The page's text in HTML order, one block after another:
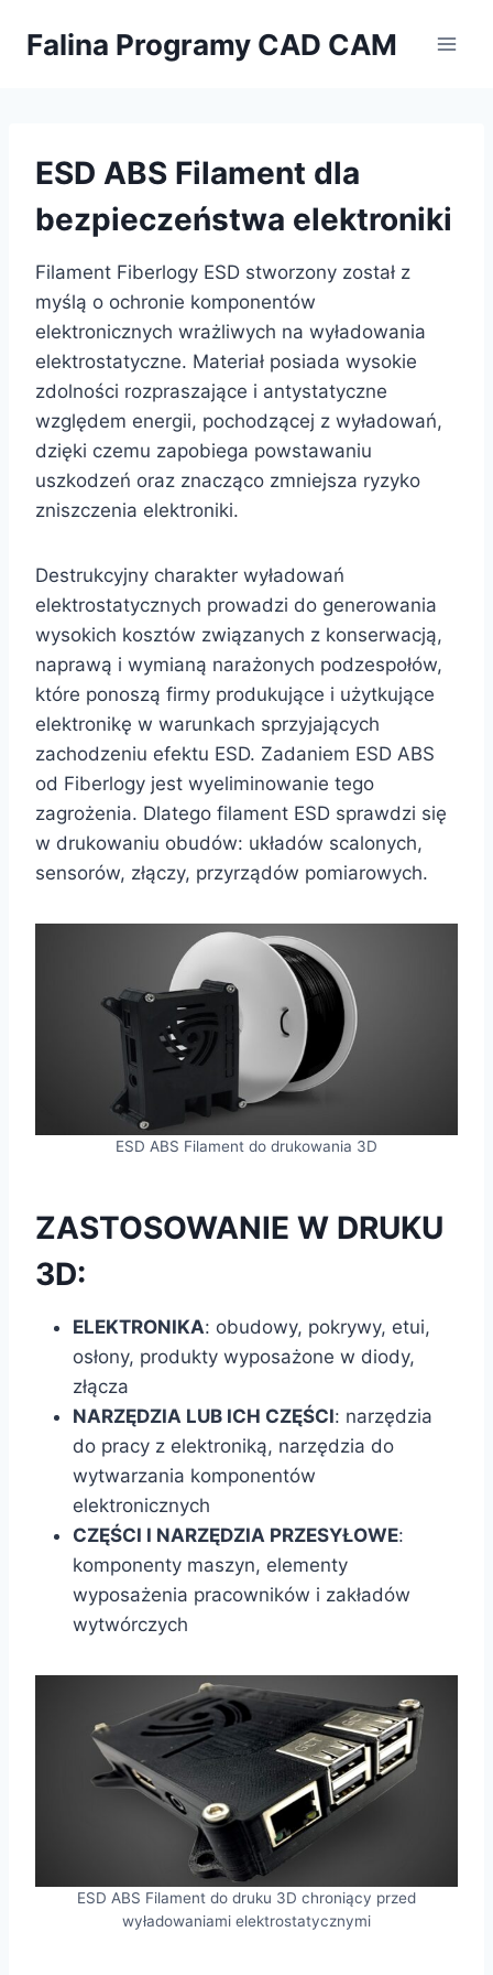
Falina Programy CAD CAM
ESD ABS Filament dla
bezpieczeństwa elektroniki
Filament Fiberlogy ESD stworzony został z
myślą o ochronie komponentów
elektronicznych wrażliwych na wyładowania
elektrostatyczne. Materiał posiada wysokie
zdolności rozpraszające i antystatyczne
względem energii, pochodzącej z wyładowań,
dzięki czemu zapobiega powstawaniu
uszkodzeń oraz znacząco zmniejsza ryzyko
zniszczenia elektroniki.
Destrukcyjny charakter wyładowań
elektrostatycznych prowadzi do generowania
wysokich kosztów związanych z konserwacją,
naprawą i wymianą narażonych podzespołów,
które ponoszą firmy produkujące i użytkujące
elektronikę w warunkach sprzyjających
zachodzeniu efektu ESD. Zadaniem ESD ABS
od Fiberlogy jest wyeliminowanie tego
zagrożenia. Dlatego filament ESD sprawdzi się
w drukowaniu obudów: układów scalonych,
sensorów, złączy, przyrządów pomiarowych.
ESD ABS Filament do drukowania 3D
ZASTOSOWANIE W DRUKU
3D:
ELEKTRONIKA: obudowy, pokrywy, etui,
osłony, produkty wyposażone w diody,
złącza
NARZĘDZIA LUB ICH CZĘŚCI: narzędzia
do pracy z elektroniką, narzędzia do
wytwarzania komponentów
elektronicznych
CZĘŚCI I NARZĘDZIA PRZESYŁOWE:
komponenty maszyn, elementy
wyposażenia pracowników i zakładów
wytwórczych
ESD ABS Filament do druku 3D chroniący przed
wyładowaniami elektrostatycznymi